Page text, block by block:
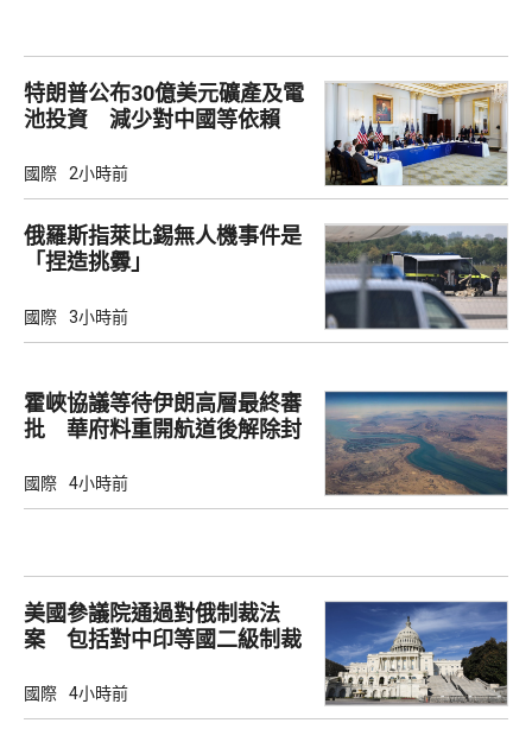
特朗普公布30億美元礦產及電
池投資 減少對中國等依賴
國際 2小時前
俄羅斯指萊比錫無人機事件是
「捏造挑釁」
國際 3小時前
霍峽協議等待伊朗高層最終審
批 華府料重開航道後解除封
國際 4小時前
美國參議院通過對俄制裁法
案 包括對中印等國二級制裁
國際 4小時前